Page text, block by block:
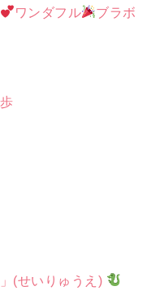
ワンダフル
ブラボ
(せいりゅうえ)